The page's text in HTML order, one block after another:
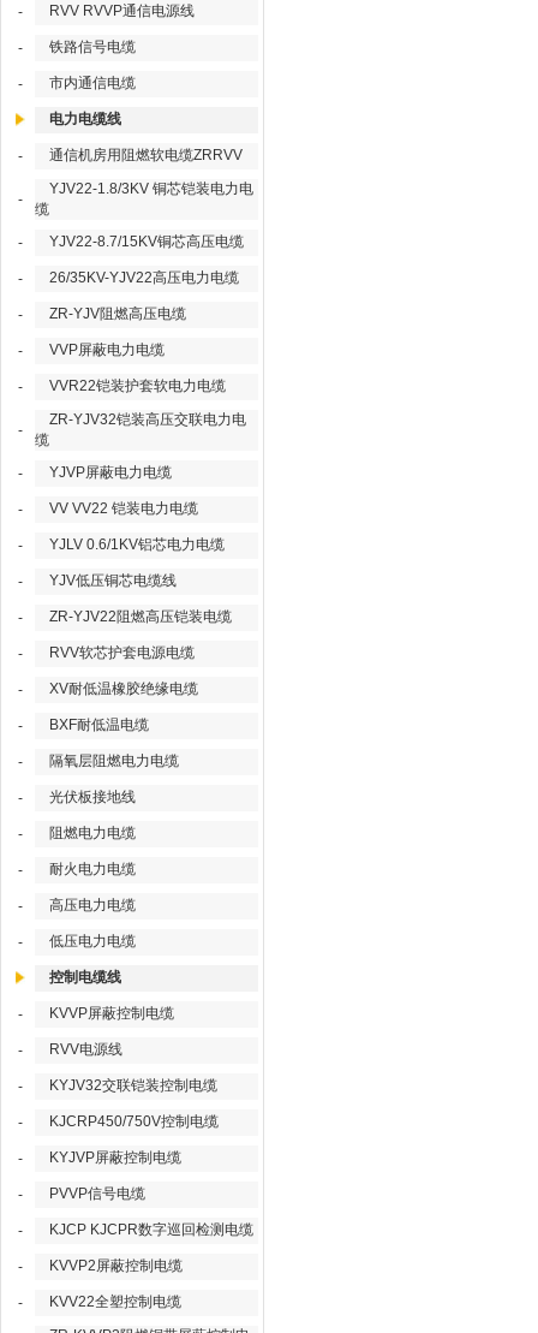
- RVV RVVP通信电源线
- 铁路信号电缆
- 市内通信电缆
电力电缆线
- 通信机房用阻燃软电缆ZRRVV
-
YJV22-1.8/3KV 铜芯铠装电力电
缆
-
YJV22-8.7/15KV铜芯高压电缆
- 26/35KV-YJV22高压电力电缆
- ZR-YJV阻燃高压电缆
- VVP屏蔽电力电缆
- VVR22铠装护套软电力电缆
-
ZR-YJV32铠装高压交联电力电
缆
-
YJVP屏蔽电力电缆
- VV VV22 铠装电力电缆
- YJLV 0.6/1KV铝芯电力电缆
- YJV低压铜芯电缆线
- ZR-YJV22阻燃高压铠装电缆
- RVV软芯护套电源电缆
- XV耐低温橡胶绝缘电缆
- BXF耐低温电缆
- 隔氧层阻燃电力电缆
- 光伏板接地线
- 阻燃电力电缆
- 耐火电力电缆
- 高压电力电缆
- 低压电力电缆
控制电缆线
- KVVP屏蔽控制电缆
- RVV电源线
- KYJV32交联铠装控制电缆
- KJCRP450/750V控制电缆
- KYJVP屏蔽控制电缆
- PVVP信号电缆
- KJCP KJCPR数字巡回检测电缆
- KVVP2屏蔽控制电缆
-
KVV22全塑控制电缆